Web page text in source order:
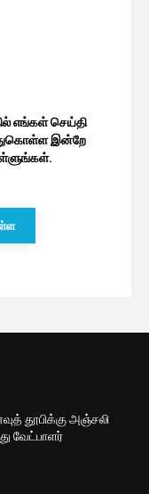
எங்கள் செய்தி
இன்றே
தூபிக்கு அஞ்சலி
வேட்பாளர்